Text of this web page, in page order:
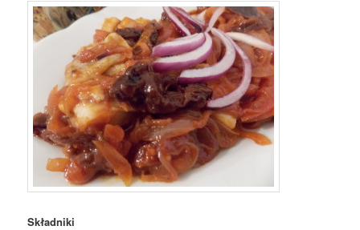
Składniki